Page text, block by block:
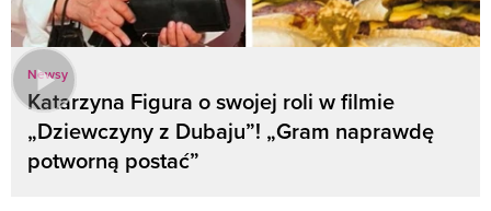
Newsy
Katarzyna Figura o swojej roli w filmie
„Dziewczyny z Dubaju”! „Gram naprawdę
potworną postać”